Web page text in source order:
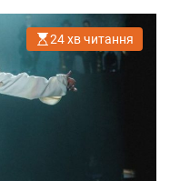
О
24 хв читання